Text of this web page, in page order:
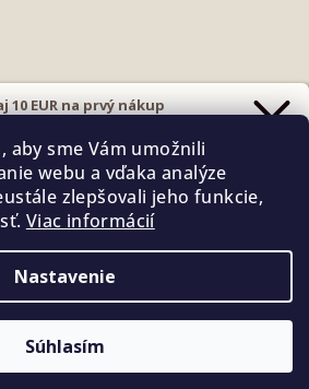
aby sme Vám umožnili
webu a vďaka analýze
zlepšovali jeho funkcie,
Viac informácií
Nastavenie
Súhlasím
Vytvoril Shoptet
10 EUR na prvý nákup
pošlem rovnodo e-mailu.
s podmienkami ochrany osobných